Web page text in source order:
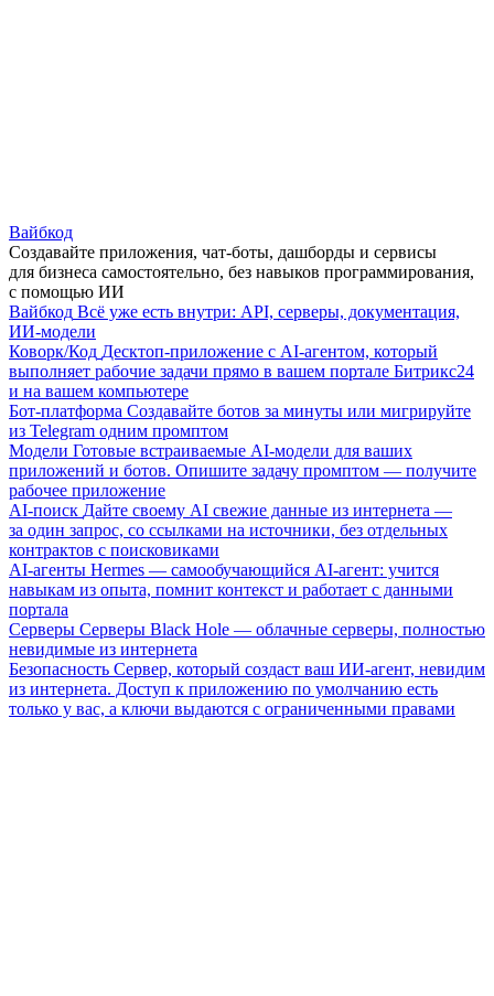
Вайбкод
Создавайте приложения, чат-боты, дашборды и сервисы
для бизнеса самостоятельно, без навыков программирования,
с помощью ИИ
Вайбкод Всё уже есть внутри: API, серверы, документация,
ИИ-модели
Коворк/Код Десктоп-приложение с AI-агентом, который
выполняет рабочие задачи прямо в вашем портале Битрикс24
и на вашем компьютере
Бот-платформа Создавайте ботов за минуты или мигрируйте
из Telegram одним промптом
Модели Готовые встраиваемые AI-модели для ваших
приложений и ботов. Опишите задачу промптом — получите
рабочее приложение
AI-поиск Дайте своему AI свежие данные из интернета —
за один запрос, со ссылками на источники, без отдельных
контрактов с поисковиками
AI-агенты Hermes — самообучающийся AI-агент: учится
навыкам из опыта, помнит контекст и работает с данными
портала
Серверы Серверы Black Hole — облачные серверы, полностью
невидимые из интернета
Безопасность Сервер, который создаст ваш ИИ-агент, невидим
из интернета. Доступ к приложению по умолчанию есть
только у вас, а ключи выдаются с ограниченными правами